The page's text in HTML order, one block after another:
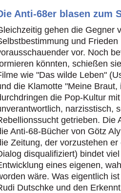
Anti-68er blasen zum
gehen die Gegner
und
vor. Noch
könnten, schießen
wie "Das wilde Leben"
die Klamotte "Meine
die Pop-Kultur
narzisstisch,
getrieben. Die
Anti-68-Bücher von Götz
Zeitung, der vorzustehen
disqualifiziert) bindet
eines eigenen,
wäre. Was eigentlich
Dutschke und den